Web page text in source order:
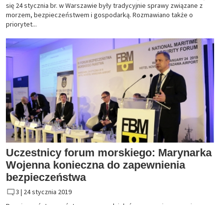
się 24 stycznia br. w Warszawie były tradycyjnie sprawy związane z
morzem, bezpieczeństwem i gospodarką. Rozmawiano także o
priorytet...
Uczestnicy forum morskiego: Marynarka
Wojenna konieczna do zapewnienia
bezpieczeństwa
3 | 24 stycznia 2019